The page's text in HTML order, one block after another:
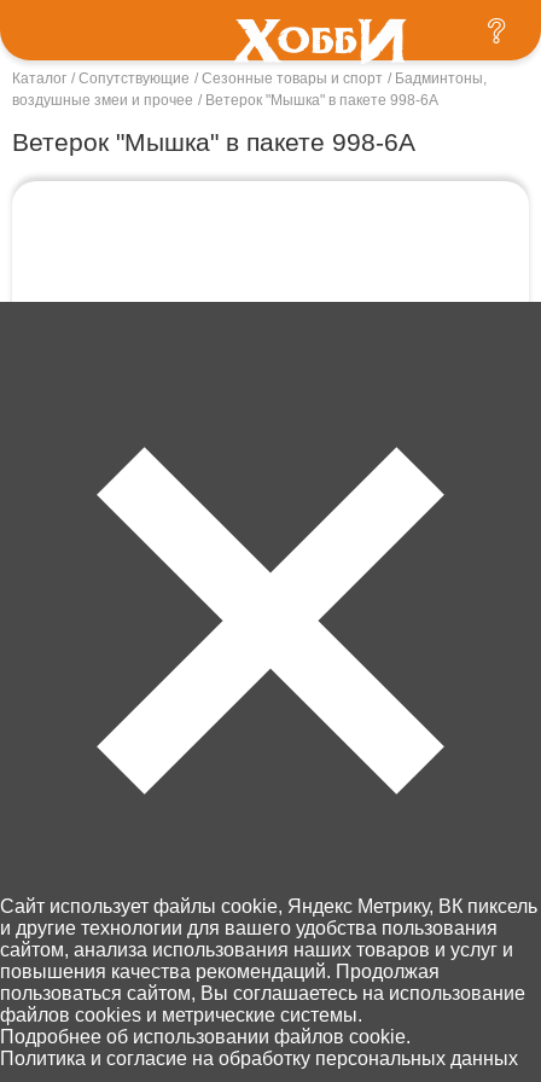
Каталог Сопутствующие Сезонные товары и спорт
Бадминтоны,
воздушные змеи и прочее
Ветерок "Мышка" в пакете 998-6A
Ветерок "Мышка" в пакете 998-6A
Артикул: 998-6A
80 ₽ В корзину
Пункты выдачи Хоббит
46 по Калининграду и области
14 августа, (пятница)
Оплата - картой на сайте или при
получении
Главная Каталог Корзина
0
Избранное Поиск
Cайт использует файлы cookie, Яндекс Метрику, ВК пиксель
и другие технологии для вашего удобства пользования
сайтом, анализа использования наших товаров и услуг и
повышения качества рекомендаций. Продолжая
пользоваться сайтом, Вы соглашаетесь на использование
файлов cookies и метрические системы.
Подробнее об использовании файлов cookie.
Политика и согласие на обработку персональных данных